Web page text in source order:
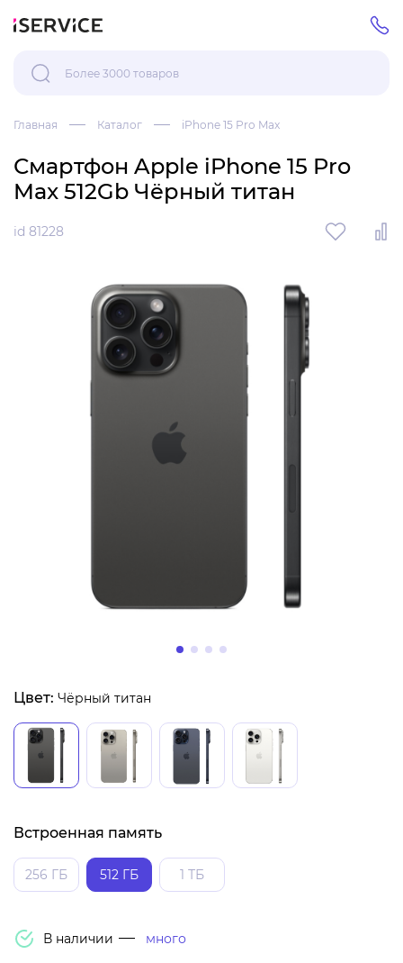
Главная Каталог iPhone 15 Pro Max
Смартфон Apple iPhone 15 Pro
Max 512Gb Чёрный титан
id 81228
Цвет: Чёрный титан
Встроенная память
256 ГБ 512 ГБ 1 ТБ
В наличии много